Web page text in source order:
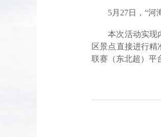
5月27日，“河海
本次活动实现内
区景点直接进行
联赛（东北超）平